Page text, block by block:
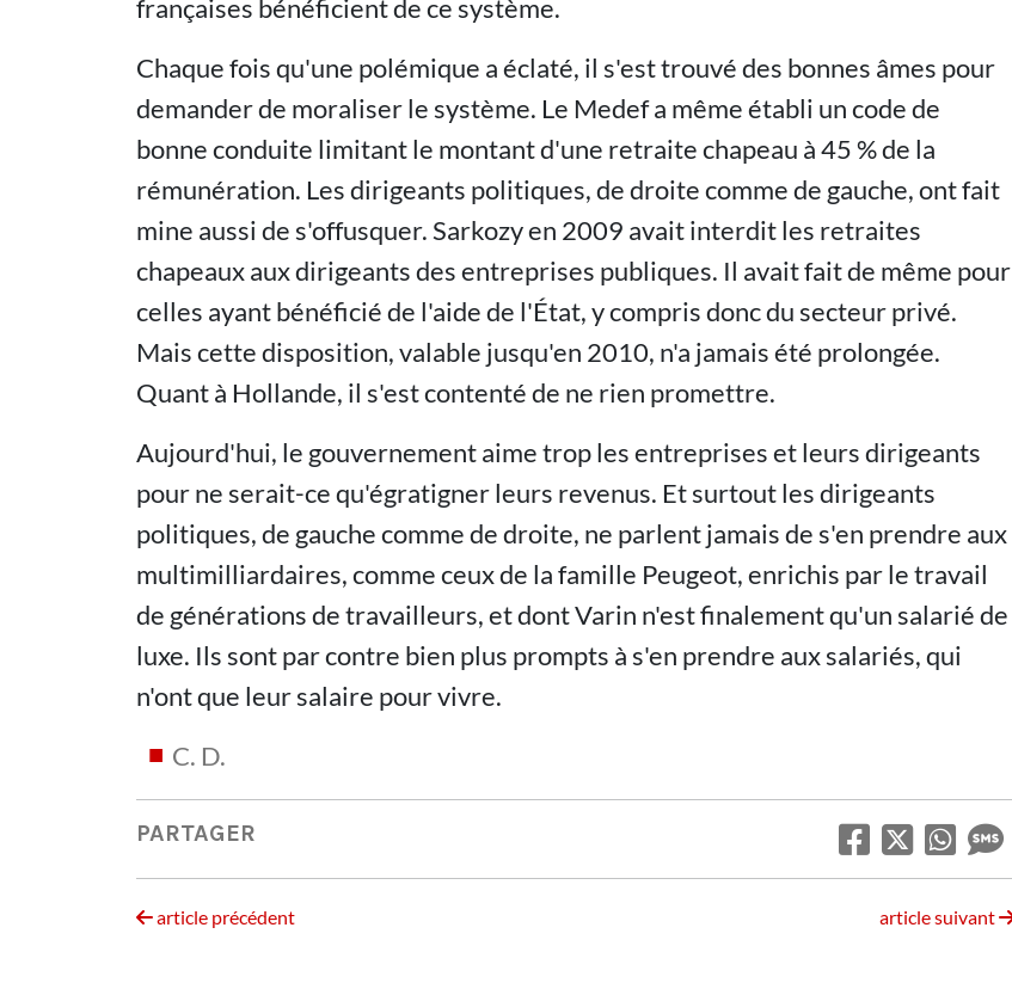
françaises bénéficient de ce système.
Chaque fois qu'une polémique a éclaté, il s'est trouvé des bonnes âmes pour
demander de moraliser le système. Le Medef a même établi un code de
bonne conduite limitant le montant d'une retraite chapeau à 45 % de la
rémunération. Les dirigeants politiques, de droite comme de gauche, ont fait
mine aussi de s'offusquer. Sarkozy en 2009 avait interdit les retraites
chapeaux aux dirigeants des entreprises publiques. Il avait fait de même pour
celles ayant bénéficié de l'aide de l'État, y compris donc du secteur privé.
Mais cette disposition, valable jusqu'en 2010, n'a jamais été prolongée.
Quant à Hollande, il s'est contenté de ne rien promettre.
Aujourd'hui, le gouvernement aime trop les entreprises et leurs dirigeants
pour ne serait-ce qu'égratigner leurs revenus. Et surtout les dirigeants
politiques, de gauche comme de droite, ne parlent jamais de s'en prendre aux
multimilliardaires, comme ceux de la famille Peugeot, enrichis par le travail
de générations de travailleurs, et dont Varin n'est finalement qu'un salarié de
luxe. Ils sont par contre bien plus prompts à s'en prendre aux salariés, qui
n'ont que leur salaire pour vivre.
C. D.
PARTAGER
article précédent article suivant